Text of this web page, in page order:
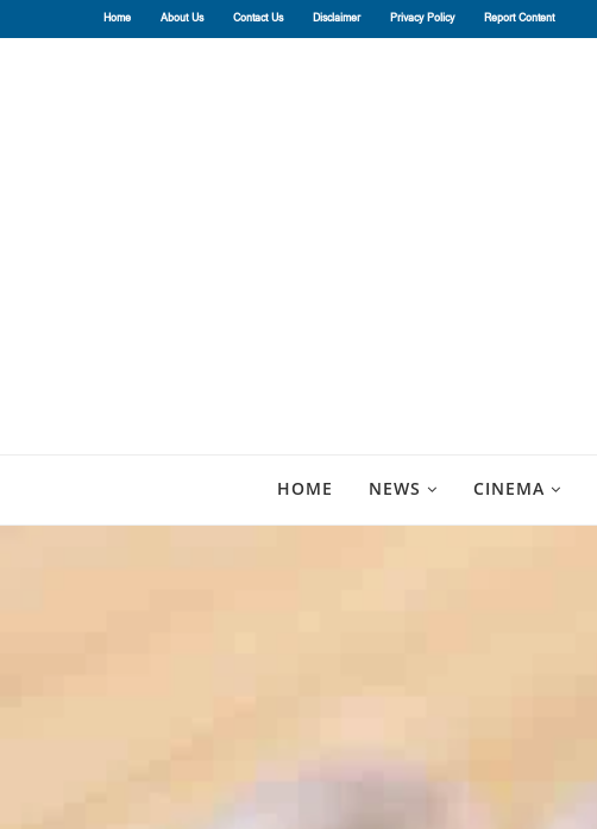
Home About Us Contact Us Disclaimer Privacy Policy Report Content
HOME NEWS CINEMA